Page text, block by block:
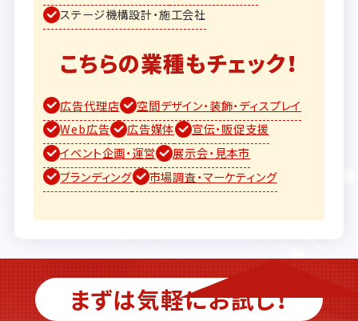
ステージ機構設計・施工会社
こちらの業種もチェック！
広告代理店
空間デザイン・装飾・ディスプレイ
Web広告
広告媒体
宣伝・販促支援
イベント企画・運営
展示会・見本市
ブランディング
市場調査・マーケティング
まずは気軽にお試し！